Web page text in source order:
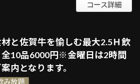
コース詳細
と佐賀牛を愉しむ最大2.5Ｈ飲
10品6000円※金曜日は2時間
内となります。
み放題